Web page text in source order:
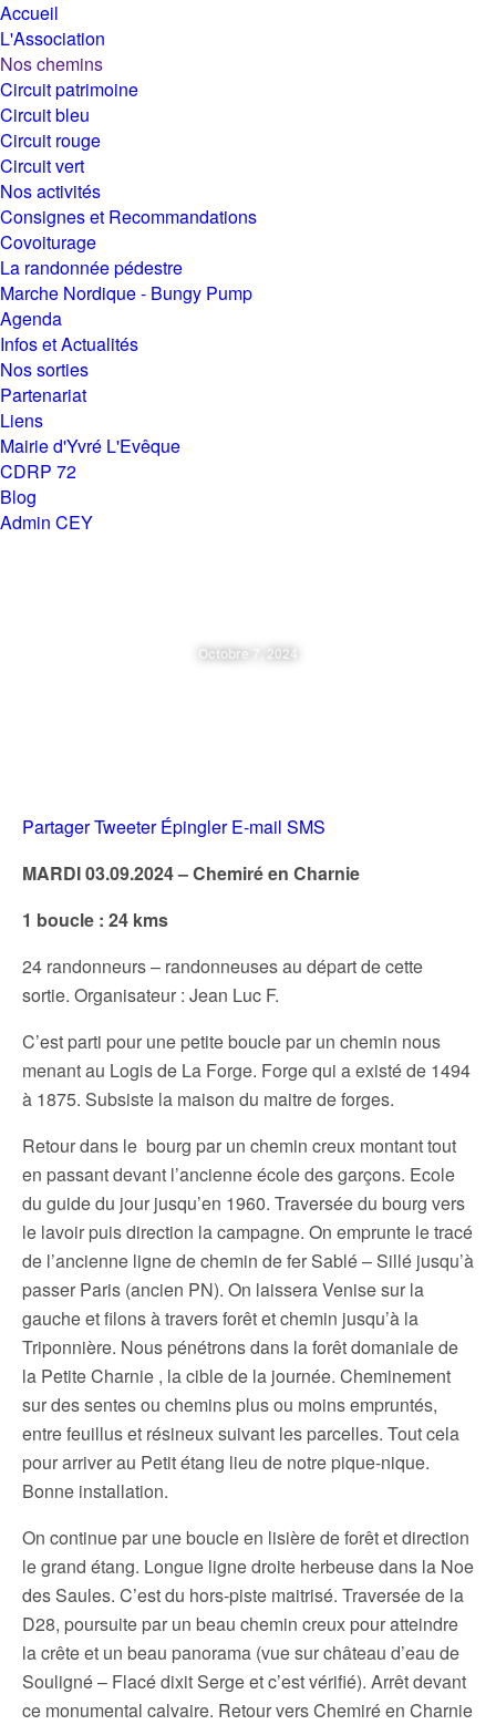
Accueil
L'Association
Nos chemins
Circuit patrimoine
Circuit bleu
Circuit rouge
Circuit vert
Nos activités
Consignes et Recommandations
Covoiturage
La randonnée pédestre
Marche Nordique - Bungy Pump
Agenda
Infos et Actualités
Nos sorties
Partenariat
Liens
Mairie d'Yvré L'Evêque
CDRP 72
Blog
Admin CEY
Octobre 7, 2024
PartagerTweeter Épingler E-mail SMS
MARDI 03.09.2024 – Chemiré en Charnie
1 boucle : 24 kms
24 randonneurs – randonneuses au départ de cette
sortie. Organisateur : Jean Luc F.
C’est parti pour une petite boucle par un chemin nous
menant au Logis de La Forge. Forge qui a existé de 1494
à 1875. Subsiste la maison du maitre de forges.
Retour dans le bourg par un chemin creux montant tout
en passant devant l’ancienne école des garçons. Ecole
du guide du jour jusqu’en 1960. Traversée du bourg vers
le lavoir puis direction la campagne. On emprunte le tracé
de l’ancienne ligne de chemin de fer Sablé – Sillé jusqu’à
passer Paris (ancien PN). On laissera Venise sur la
gauche et filons à travers forêt et chemin jusqu’à la
Triponnière. Nous pénétrons dans la forêt domaniale de
la Petite Charnie , la cible de la journée. Cheminement
sur des sentes ou chemins plus ou moins empruntés,
entre feuillus et résineux suivant les parcelles. Tout cela
pour arriver au Petit étang lieu de notre pique-nique.
Bonne installation.
On continue par une boucle en lisière de forêt et direction
le grand étang. Longue ligne droite herbeuse dans la Noe
des Saules. C’est du hors-piste maitrisé. Traversée de la
D28, poursuite par un beau chemin creux pour atteindre
la crête et un beau panorama (vue sur château d’eau de
Souligné – Flacé dixit Serge et c’est vérifié). Arrêt devant
ce monumental calvaire. Retour vers Chemiré en Charnie